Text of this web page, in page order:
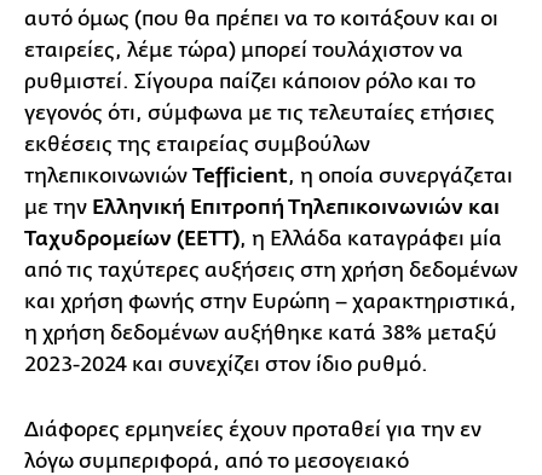
αυτό όμως (που θα πρέπει να το κοιτάξουν και οι
εταιρείες, λέμε τώρα) μπορεί τουλάχιστον να
ρυθμιστεί. Σίγουρα παίζει κάποιον ρόλο και το
γεγονός ότι, σύμφωνα με τις τελευταίες ετήσιες
εκθέσεις της εταιρείας συμβούλων
τηλεπικοινωνιών Tefficient, η οποία συνεργάζεται
με την Ελληνική Επιτροπή Τηλεπικοινωνιών και
Ταχυδρομείων (ΕΕΤΤ), η Ελλάδα καταγράφει μία
από τις ταχύτερες αυξήσεις στη χρήση δεδομένων
και χρήση φωνής στην Ευρώπη – χαρακτηριστικά,
η χρήση δεδομένων αυξήθηκε κατά 38% μεταξύ
2023-2024 και συνεχίζει στον ίδιο ρυθμό.
Διάφορες ερμηνείες έχουν προταθεί για την εν
λόγω συμπεριφορά, από το μεσογειακό